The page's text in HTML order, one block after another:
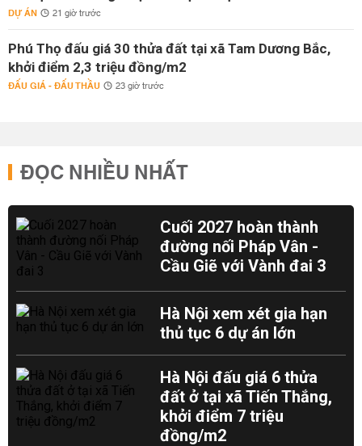
DỰ ÁN 21 giờ trước
Phú Thọ đấu giá 30 thửa đất tại xã Tam Dương Bắc,
khởi điểm 2,3 triệu đồng/m2
ĐẤU GIÁ - ĐẤU THẦU 23 giờ trước
ĐỌC NHIỀU NHẤT
Cuối 2027 hoàn thành
đường nối Pháp Vân -
Cầu Giẽ với Vành đai 3
Hà Nội xem xét gia hạn
thủ tục 6 dự án lớn
Hà Nội đấu giá 6 thửa
đất ở tại xã Tiến Thắng,
khởi điểm 7 triệu
đồng/m2